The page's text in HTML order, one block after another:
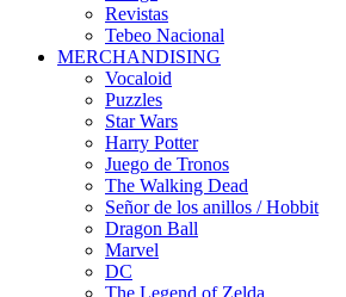
Revistas
Tebeo Nacional
MERCHANDISING
Vocaloid
Puzzles
Star Wars
Harry Potter
Juego de Tronos
The Walking Dead
Señor de los anillos / Hobbit
Dragon Ball
Marvel
DC
The Legend of Zelda